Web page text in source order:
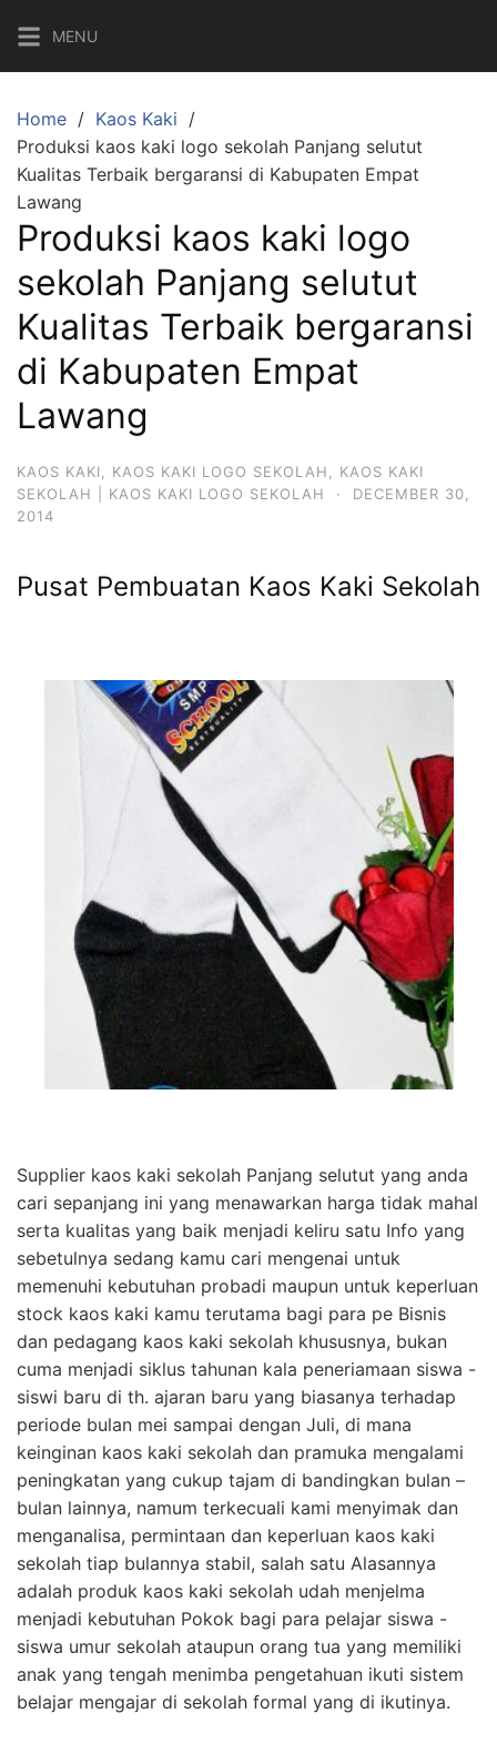
content
MENU
Home
Kaos Kaki
Produksi kaos kaki logo sekolah Panjang selutut
Kualitas Terbaik bergaransi di Kabupaten Empat
Lawang
Produksi kaos kaki logo
sekolah Panjang selutut
Kualitas Terbaik bergaransi
di Kabupaten Empat
Lawang
KAOS KAKI KAOS KAKI LOGO SEKOLAH
KAOS KAKI
SEKOLAH | KAOS KAKI LOGO SEKOLAH
·
DECEMBER 30,
2014
Pusat Pembuatan Kaos Kaki Sekolah
Supplier kaos kaki sekolah Panjang selutut yang anda
cari sepanjang ini yang menawarkan harga tidak mahal
serta kualitas yang baik menjadi keliru satu Info yang
sebetulnya sedang kamu cari mengenai untuk
memenuhi kebutuhan probadi maupun untuk keperluan
stock kaos kaki kamu terutama bagi para pe Bisnis
dan pedagang kaos kaki sekolah khususnya, bukan
cuma menjadi siklus tahunan kala peneriamaan siswa -
siswi baru di th. ajaran baru yang biasanya terhadap
periode bulan mei sampai dengan Juli, di mana
keinginan kaos kaki sekolah dan pramuka mengalami
peningkatan yang cukup tajam di bandingkan bulan –
bulan lainnya, namum terkecuali kami menyimak dan
menganalisa, permintaan dan keperluan kaos kaki
sekolah tiap bulannya stabil, salah satu Alasannya
adalah produk kaos kaki sekolah udah menjelma
menjadi kebutuhan Pokok bagi para pelajar siswa -
siswa umur sekolah ataupun orang tua yang memiliki
anak yang tengah menimba pengetahuan ikuti sistem
belajar mengajar di sekolah formal yang di ikutinya.